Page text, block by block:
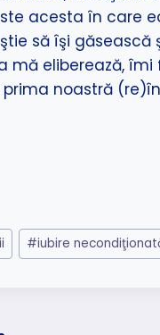
acesta în care
să îşi
mă eliberează, îmi
noastră
#iubire